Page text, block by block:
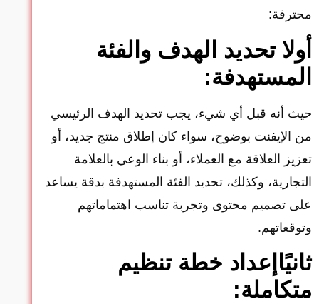
محترفة:
أولا تحديد الهدف والفئة
المستهدفة:
حيث أنه قبل أي شيء، يجب تحديد الهدف الرئيسي
من الإيفنت بوضوح، سواء كان إطلاق منتج جديد، أو
تعزيز العلاقة مع العملاء، أو بناء الوعي بالعلامة
التجارية، وكذلك، تحديد الفئة المستهدفة بدقة يساعد
على تصميم محتوى وتجربة تناسب اهتماماتهم
وتوقعاتهم.
ثانيًاإعداد خطة تنظيم
متكاملة: